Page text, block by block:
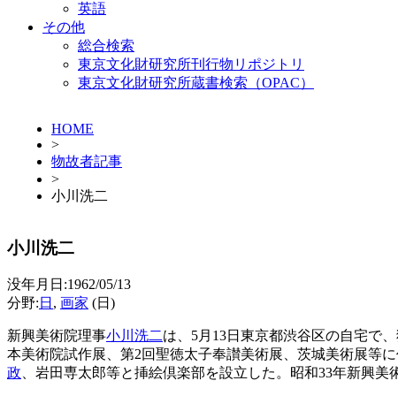
英語
その他
総合検索
東京文化財研究所刊行物リポジトリ
東京文化財研究所蔵書検索（OPAC）
HOME
>
物故者記事
>
小川洗二
小川洗二
没年月日:1962/05/13
分野: 日 , 画家 (日)
新興美術院理事小川洗二は、5月13日東京都渋谷区の自宅で
本美術院試作展、第2回聖徳太子奉讃美術展、茨城美術展等
政 、岩田専太郎等と挿絵倶楽部を設立した。昭和33年新興